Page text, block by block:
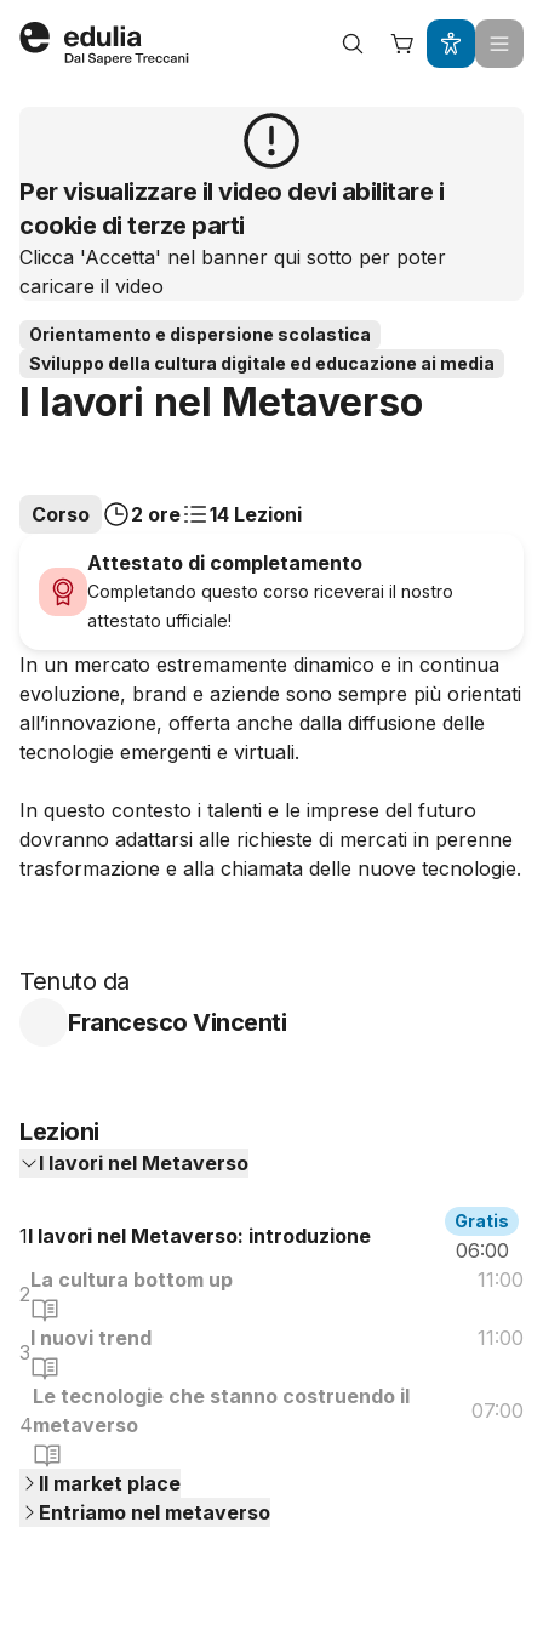
Edulia
Per visualizzare il video devi abilitare i
cookie di terze parti
Clicca 'Accetta' nel banner qui sotto per poter
caricare il video
Orientamento e dispersione scolastica
Sviluppo della cultura digitale ed educazione ai media
I lavori nel Metaverso
Corso 2 ore
14 Lezioni
Attestato di completamento
Completando questo corso riceverai il nostro
attestato ufficiale!
In un mercato estremamente dinamico e in continua
evoluzione, brand e aziende sono sempre più orientati
all’innovazione, offerta anche dalla diffusione delle
tecnologie emergenti e virtuali.
In questo contesto i talenti e le imprese del futuro
dovranno adattarsi alle richieste di mercati in perenne
trasformazione e alla chiamata delle nuove tecnologie.
Tenuto da
Francesco Vincenti
Lezioni
I lavori nel Metaverso
1I lavori nel Metaverso: introduzione
Gratis
06:00
2
La cultura bottom up 11:00
3
I nuovi trend 11:00
4
Le tecnologie che stanno costruendo il
metaverso
07:00
Il market place
Entriamo nel metaverso